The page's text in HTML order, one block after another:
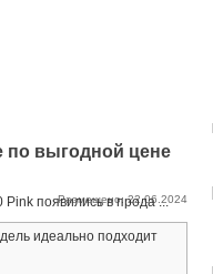
по выгодной цене
появились в прода ...
Размещено: 22.06.2024
идеально подходит